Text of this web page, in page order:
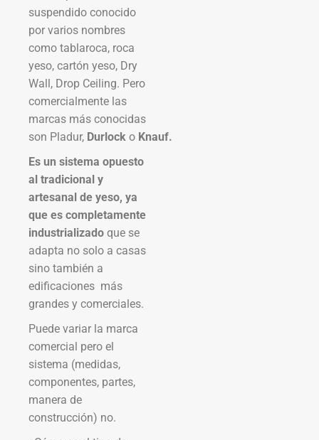
suspendido conocido
por varios nombres
como tablaroca, roca
yeso, cartón yeso, Dry
Wall, Drop Ceiling. Pero
comercialmente las
marcas más conocidas
son Pladur, Durlock o Knauf.
Es un sistema opuesto
al tradicional y
artesanal de yeso, ya
que es completamente
industrializado que se
adapta no solo a casas
sino también a
edificaciones más
grandes y comerciales.
Puede variar la marca
comercial pero el
sistema (medidas,
componentes, partes,
manera de
construcción) no.